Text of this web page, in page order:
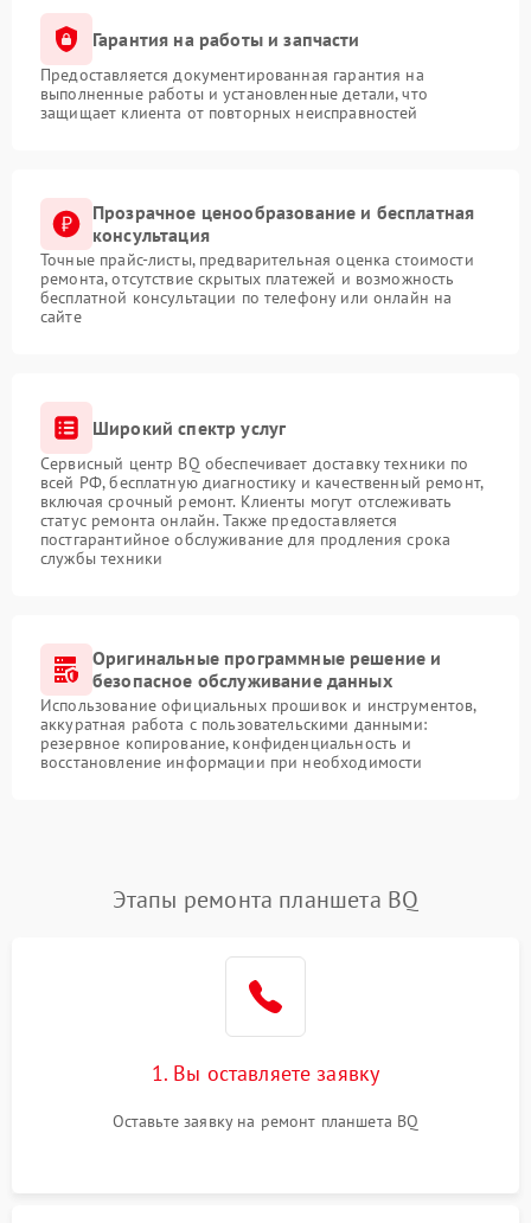
Гарантия на работы и запчасти
Предоставляется документированная гарантия на
выполненные работы и установленные детали, что
защищает клиента от повторных неисправностей
Прозрачное ценообразование и бесплатная
консультация
Точные прайс-листы, предварительная оценка стоимости
ремонта, отсутствие скрытых платежей и возможность
бесплатной консультации по телефону или онлайн на
сайте
Широкий спектр услуг
Сервисный центр BQ обеспечивает доставку техники по
всей РФ, бесплатную диагностику и качественный ремонт,
включая срочный ремонт. Клиенты могут отслеживать
статус ремонта онлайн. Также предоставляется
постгарантийное обслуживание для продления срока
службы техники
Оригинальные программные решение и
безопасное обслуживание данных
Использование официальных прошивок и инструментов,
аккуратная работа с пользовательскими данными:
резервное копирование, конфиденциальность и
восстановление информации при необходимости
Этапы ремонта планшета BQ
1. Вы оставляете заявку
Оставьте заявку на ремонт планшета BQ